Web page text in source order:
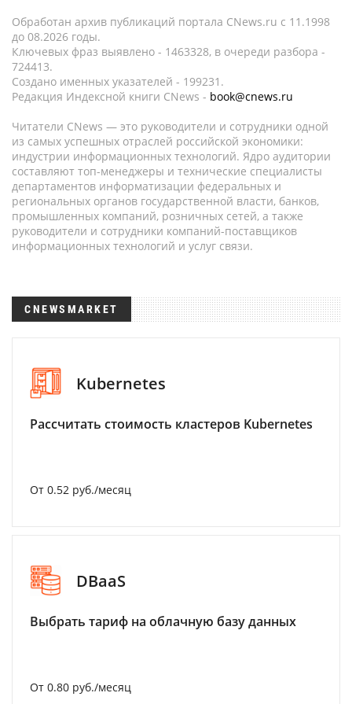
Обработан архив публикаций портала CNews.ru c 11.1998
до 08.2026 годы.
Ключевых фраз выявлено - 1463328, в очереди разбора -
724413.
Создано именных указателей - 199231.
Редакция Индексной книги CNews - book@cnews.ru
Читатели CNews — это руководители и сотрудники одной
из самых успешных отраслей российской экономики:
индустрии информационных технологий. Ядро аудитории
составляют топ-менеджеры и технические специалисты
департаментов информатизации федеральных и
региональных органов государственной власти, банков,
промышленных компаний, розничных сетей, а также
руководители и сотрудники компаний-поставщиков
информационных технологий и услуг связи.
CNEWSMARKET
Kubernetes
Рассчитать стоимость кластеров Kubernetes
От 0.52 руб./месяц
DBaaS
Выбрать тариф на облачную базу данных
От 0.80 руб./месяц